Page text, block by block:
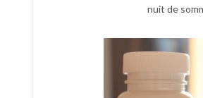
nuit de